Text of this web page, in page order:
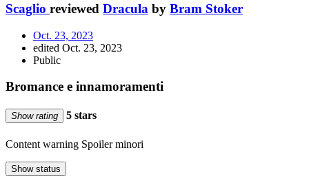
Scaglio reviewed Dracula by Bram Stoker
Oct. 23, 2023
edited Oct. 23, 2023
Public
Bromance e innamoramenti
Show rating 5 stars
Content warning Spoiler minori
Show status